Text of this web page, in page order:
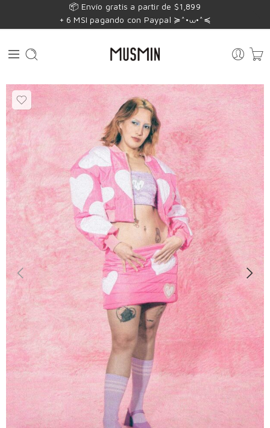
📦 Envío gratis a partir de $1,899
+ 6 MSI pagando con Paypal ≽^•⩊•^≼